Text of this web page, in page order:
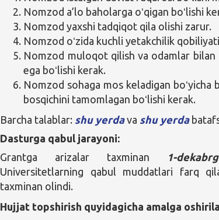
Nomzod a’lo baholarga oʻqigan boʻlishi
Nomzod yaxshi tadqiqot qila olishi zarur.
Nomzod oʻzida kuchli yetakchilik
Nomzod muloqot qilish va odamlar bilan
ega boʻlishi kerak.
Nomzod sohaga mos keladigan boʻyicha
bosqichini tamomlagan boʻlishi kerak.
Barcha talablar: shu yerdava shu yerda
Dasturga qabul jarayoni:
Grantga arizalar taxminan
1-
Universitetlarning qabul muddatlari farq
taxminan olindi.
Hujjat topshirish quyidagicha amalga